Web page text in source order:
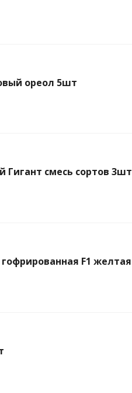
ореол 5шт
смесь сортов 3шт
F1 желтая